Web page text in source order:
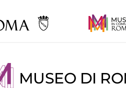
MUSEO DI